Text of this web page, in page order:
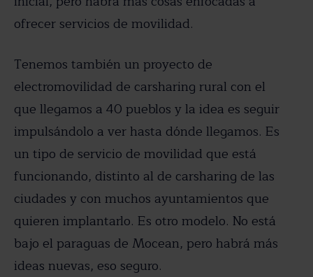
ofrecer servicios de movilidad.
Tenemos también un proyecto de
electromovilidad de carsharing rural con el
que llegamos a 40 pueblos y la idea es seguir
impulsándolo a ver hasta dónde llegamos. Es
un tipo de servicio de movilidad que está
funcionando, distinto al de carsharing de las
ciudades y con muchos ayuntamientos que
quieren implantarlo. Es otro modelo. No está
bajo el paraguas de Mocean, pero habrá más
ideas nuevas, eso seguro.